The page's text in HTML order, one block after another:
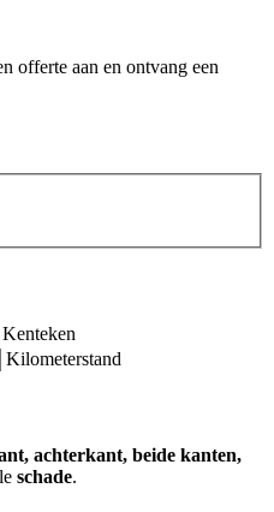
offerte aan en ontvang een
Kenteken
Kilometerstand
achterkant, beide kanten,
schade.